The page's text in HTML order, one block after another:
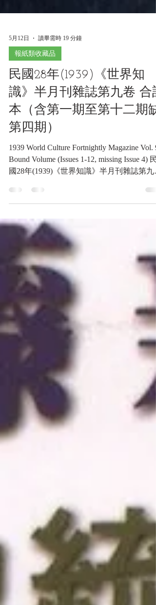
報紙類收藏品
民國28年(1939)《世界知
識》半月刊雜誌第九卷 合
本（含第一期至第十二期缺
第四期）
1939 World Culture Fortnightly Magazine Vol. 9
《Black Water Museum Collections | 黑水博物
館藏》 1. 基本資料 文物名稱： 民國28年
(1939)《世界知識》半月刊雜誌第九卷 合訂
（含第一期至第十二期缺第四期） 英文名
稱： 1939 World Culture Fortnightly Magazine
Vol. 9 Bound Volume (Issues 1-12, missing Issue
4) 發行日期： 民國28年(1939)1月1日起 發行
人： 畢雲程（前期，至第三期） ／ 徐伯昕
（後期，自第五期起接任） 編輯人： 金仲
出版者： 世界知識社 發行地點： 香港（武
失守，南遷香港發行） 印刷者： 生活印刷
登記字號： 中華郵政特准掛號認為新聞紙
類、內政部登記證警字第四〇七四